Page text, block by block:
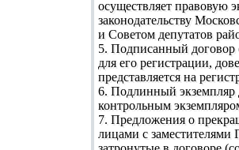
осуществляет правовую
законодательству
и Советом депутатов
5. Подписанный договор
для его регистрации,
представляется на
6. Подлинный экземпляр
контрольным
7. Предложения о
лицами с заместителями